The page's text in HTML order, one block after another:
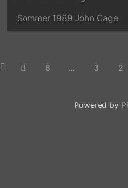
Sommer 1989 John Cage
Powered by